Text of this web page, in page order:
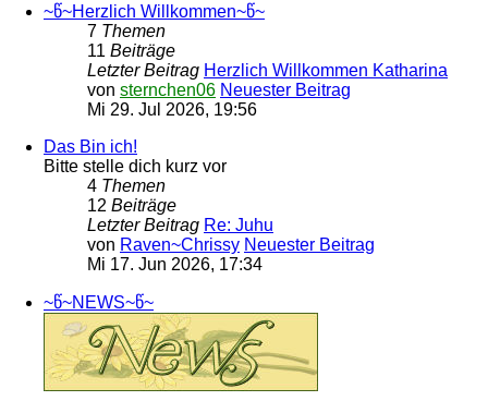
~წ~Herzlich Willkommen~წ~
7 Themen
11 Beiträge
Letzter Beitrag Herzlich Willkommen Katharina
von sternchen06 Neuester Beitrag
Mi 29. Jul 2026, 19:56
Das Bin ich!
Bitte stelle dich kurz vor
4 Themen
12 Beiträge
Letzter Beitrag Re: Juhu
von Raven~Chrissy Neuester Beitrag
Mi 17. Jun 2026, 17:34
~წ~NEWS~წ~